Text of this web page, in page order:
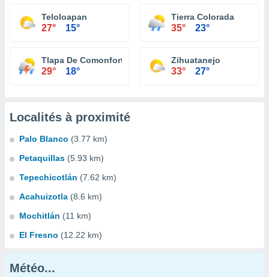
Teloloapan
27° 15°
Tierra Colorada
35° 23°
Tlapa De Comonfort
29° 18°
Zihuatanejo
33° 27°
Localités à proximité
Palo Blanco (3.77 km)
Petaquillas (5.93 km)
Tepechicotlán (7.62 km)
Acahuizotla (8.6 km)
Mochitlán (11 km)
El Fresno (12.22 km)
Météo...